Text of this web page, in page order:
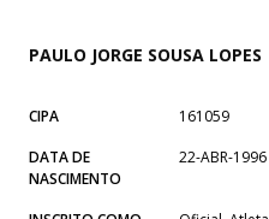
PAULO JORGE SOUSA LOPES
CIPA
161059
DATA DE
NASCIMENTO
22-ABR-1996